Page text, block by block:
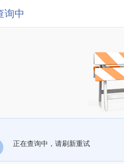
询中
正在查询中，请刷新重试